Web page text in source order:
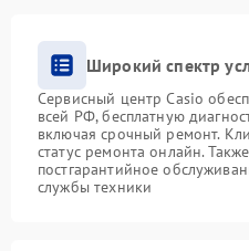
Широкий спектр
Сервисный центр Casio
всей РФ, бесплатную
включая срочный ремонт.
статус ремонта онлайн.
постгарантийное
службы техники